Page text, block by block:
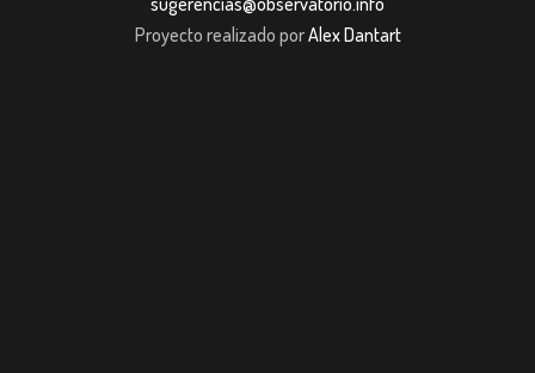
Proyecto realizado porAlex Dantart